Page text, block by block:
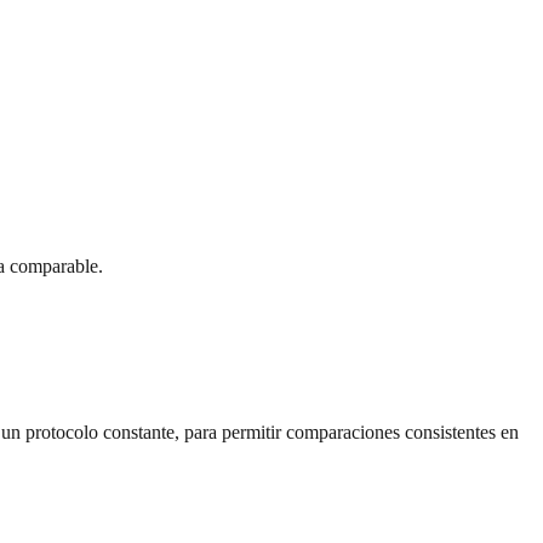
comparable.
protocolo constante, para permitir comparaciones consistentes en